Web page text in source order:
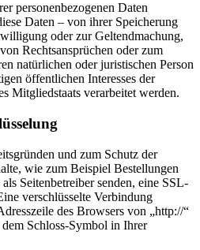
personenbezogenen Daten
Daten – von ihrer Speicherung
oder zur Geltendmachung,
Rechtsansprüchen oder zum
natürlichen oder juristischen Person
öffentlichen Interesses der
Mitgliedstaats verarbeitet werden.
und zum Schutz der
wie zum Beispiel Bestellungen
Seitenbetreiber senden, eine SSL-
verschlüsselte Verbindung
des Browsers von „http://“
Schloss-Symbol in Ihrer